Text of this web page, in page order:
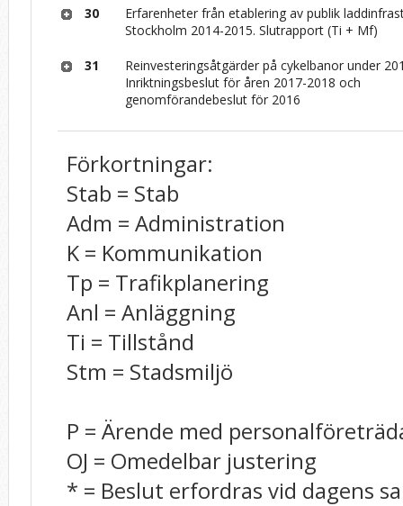
30
Erfarenheter från etablering av publik
Stockholm 2014-2015. Slutrapport (Ti + Mf)
31
Reinvesteringsåtgärder på cykelbanor under
Inriktningsbeslut för åren 2017-2018 och
genomförandebeslut för 2016
Förkortningar:
Stab = Stab
Adm = Administration
K = Kommunikation
Tp = Trafikplanering
Anl = Anläggning
Ti = Tillstånd
Stm = Stadsmiljö
P = Ärende med
OJ = Omedelbar justering
* = Beslut erfordras vid dagens